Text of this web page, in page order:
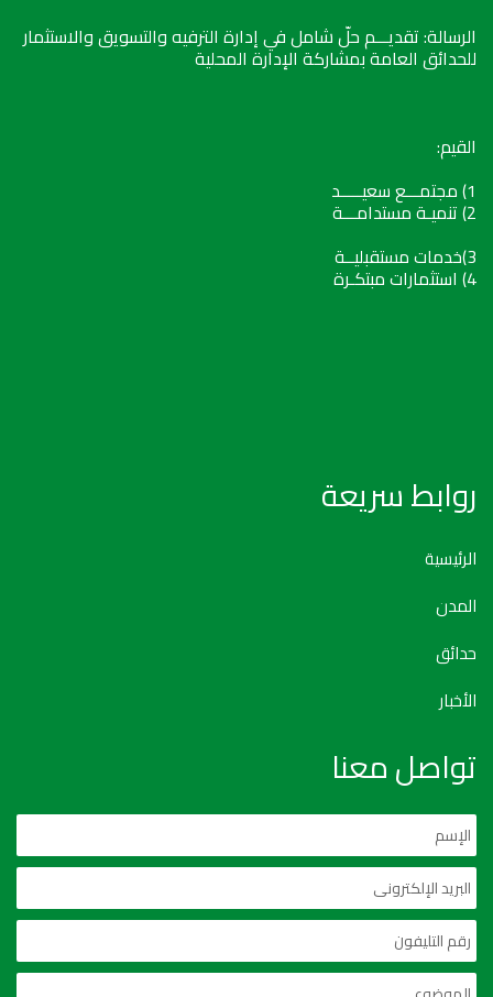
الرسالة: تقديـــم حلّ شامل في إدارة الترفيه والتسويق والاستثمار
للحدائق العامة بمشاركة الإدارة المحلية
القيم:
1) مجتمـــع سعيـــــد
2) تنميـة مستدامـــة
3)خدمات مستقبليــة
4) استثمارات مبتكـرة
روابط سريعة
الرئيسية
المدن
حدائق
الأخبار
تواصل معنا